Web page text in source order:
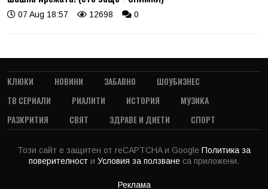
07 Aug 18:57 12698 0
КЛЮКИ НОВИНИ ЗАБАВНО
ШОУБИЗНЕС
ТВ СЕРИАЛИ
РИАЛИТИ ИСТОРИЯ
МУЗИКА
РАЗКРИТИЯ
СВЯТ ЗДРАВЕ И ДИЕТИ СПОРТ
Този сайт е защитен от reCAPTCHA и Google Политика за
поверителност и Условия за ползване са приложени.
Реклама